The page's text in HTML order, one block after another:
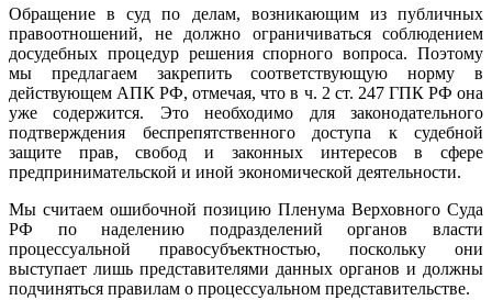
Обращение в суд по делам, возникающим из публичных
правоотношений, не должно ограничиваться соблюдением
досудебных процедур решения спорного вопроса. Поэтому
мы предлагаем закрепить соответствующую норму в
действующем АПК РФ, отмечая, что в ч. 2 ст. 247 ГПК РФ она
уже содержится. Это необходимо для законодательного
подтверждения беспрепятственного доступа к судебной
защите прав, свобод и законных интересов в сфере
предпринимательской и иной экономической деятельности.
Мы считаем ошибочной позицию Пленума Верховного Суда
РФ по наделению подразделений органов власти
процессуальной правосубъектностью, поскольку они
выступает лишь представителями данных органов и должны
подчиняться правилам о процессуальном представительстве.